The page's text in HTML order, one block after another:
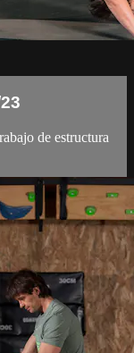
de estructura